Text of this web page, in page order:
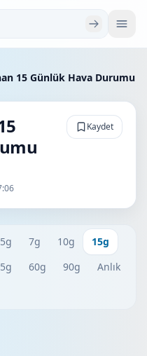
15 Günlük Hava Durumu
Kaydet
5g 7g 10g
15g
60g 90g
Anlık